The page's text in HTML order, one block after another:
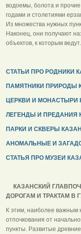
водоемы, болота и прочие
годами и столетиями
Из множества нужных
Наконец, они получают
объектов, к которым ведут.
СТАТЬИ ПРО РОДНИКИ
ПАМЯТНИКИ ПРИРОДЫ
ЦЕРКВИ И МОНАСТЫРИ
ЛЕГЕНДЫ И ПРЕДАНИЯ
ПАРКИ И СКВЕРЫ
АНОМАЛЬНЫЕ И
СТАТЬЯ ПРО МУЗЕИ
КАЗАНСКИЙ
ДОРОГАМ И ТРАКТАМ В
К этим, наиболее важным
отпочкования от
пункты. Развитые